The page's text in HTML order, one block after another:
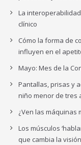
La
clínico
Cómo la forma de
influyen en el
Mayo: Mes de la
Pantallas, prisas y
niño menor de tres
¿Ven las máquinas
Los músculos
que cambia la